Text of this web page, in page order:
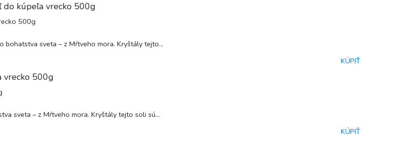
do kúpeľa vrecko 500g
sveta – z Mŕtveho mora. Kryštály tejto...
KÚPIŤ
vrecko 500g
sveta – z Mŕtveho mora. Kryštály tejto soli sú...
KÚPIŤ